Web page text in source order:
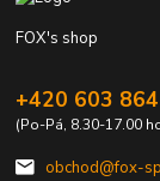
FOX's shop
+420 603
(Po-Pá, 8.30-17.00
obchod@fox-